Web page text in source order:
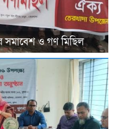
সমাবেশ ও গণ মিছিল